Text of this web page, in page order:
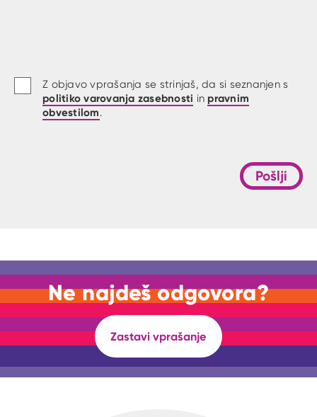
Z objavo vprašanja se strinjaš, da si seznanjen s
politiko varovanja zasebnosti in pravnim
obvestilom.
Pošlji
Ne najdeš odgovora?
Zastavi vprašanje